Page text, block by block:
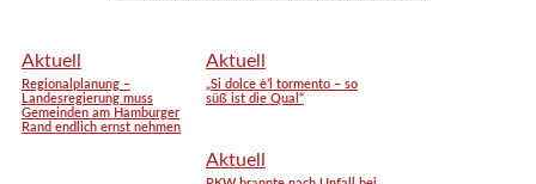
Aktuell
Regionalplanung –
Landesregierung muss
Gemeinden am Hamburger
Rand endlich ernst nehmen
Aktuell
„Si dolce è’l tormento – so
süß ist die Qual“
Aktuell